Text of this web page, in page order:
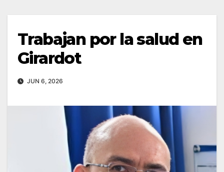
Trabajan por la salud en
Girardot
JUN 6, 2026